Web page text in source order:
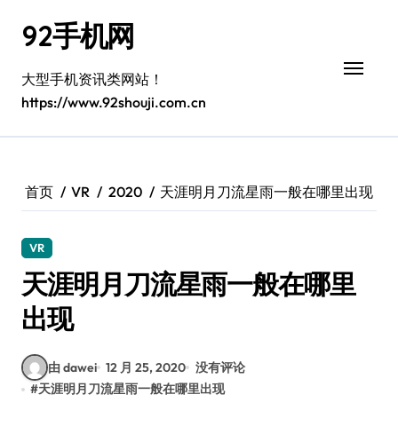
92手机网
大型手机资讯类网站！
https://www.92shouji.com.cn
首页 VR 2020 天涯明月刀流星雨一般在哪里出现
VR
天涯明月刀流星雨一般在哪里
出现
由 dawei 12 月 25, 2020 没有评论
#天涯明月刀流星雨一般在哪里出现